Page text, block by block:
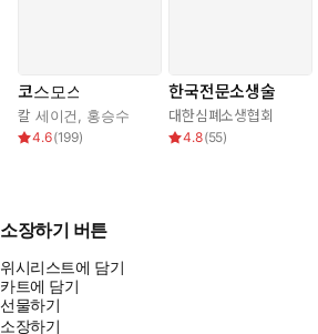
코스모스
칼 세이건 홍승수
4.6(199)
한국전문소생술
대한심폐소생협회
4.8(55)
소장하기 버튼
위시리스트에 담기
카트에 담기
선물하기
소장하기